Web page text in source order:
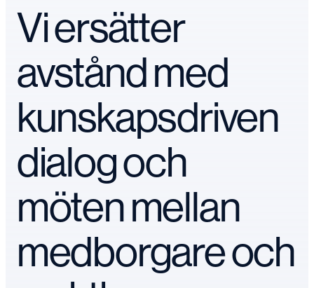
Vi ersätter
avstånd med
kunskapsdriven
dialog och
möten mellan
medborgare och